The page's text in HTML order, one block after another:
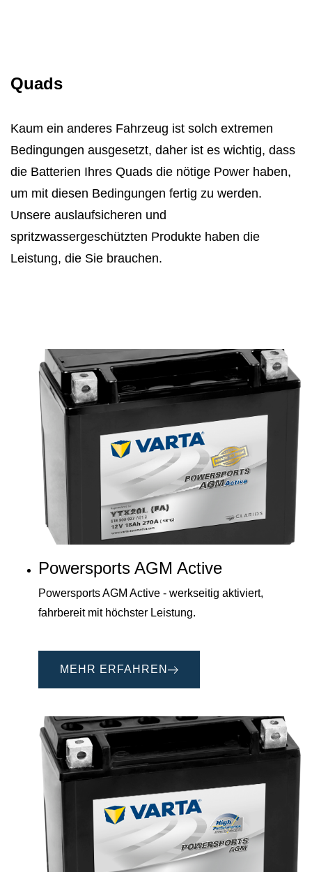
Quads
Kaum ein anderes Fahrzeug ist solch extremen
Bedingungen ausgesetzt, daher ist es wichtig, dass
die Batterien Ihres Quads die nötige Power haben,
um mit diesen Bedingungen fertig zu werden.
Unsere auslaufsicheren und
spritzwassergeschützten Produkte haben die
Leistung, die Sie brauchen.
Powersports AGM Active
Powersports AGM Active - werkseitig aktiviert,
fahrbereit mit höchster Leistung.
MEHR ERFAHREN